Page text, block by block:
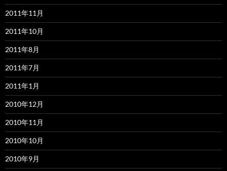
2011年11月
2011年10月
2011年8月
2011年7月
2011年1月
2010年12月
2010年11月
2010年10月
2010年9月